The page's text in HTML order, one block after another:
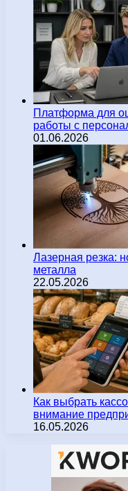
Платформа для
работы с
01.06.2026
Лазерная резка:
металла
22.05.2026
Как выбрать
внимание
16.05.2026